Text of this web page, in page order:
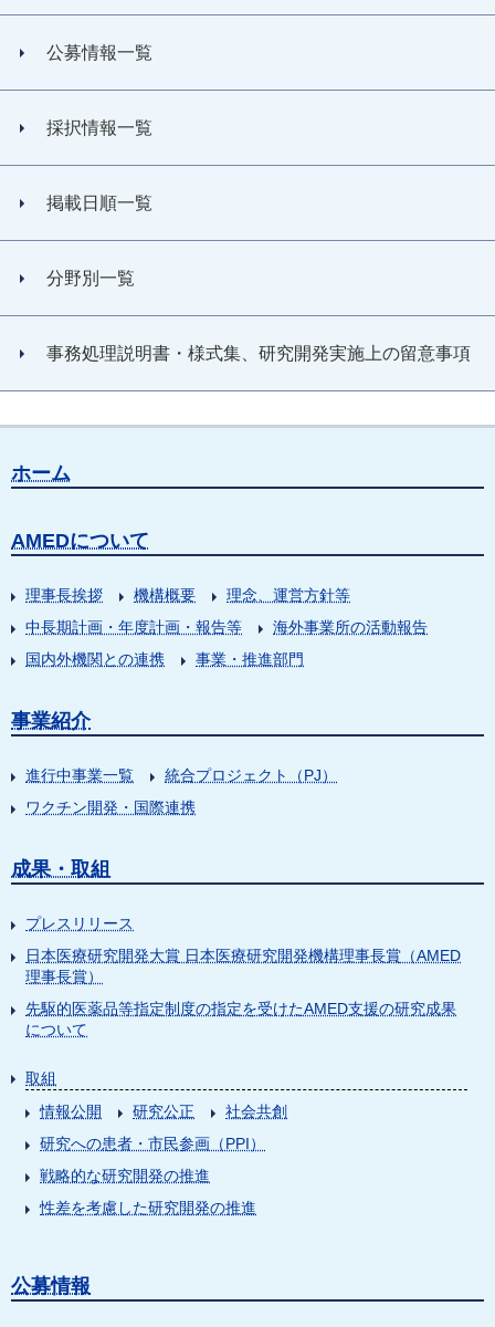
公募情報一覧
採択情報一覧
掲載日順一覧
分野別一覧
事務処理説明書・様式集、研究開発実施上の留意事項
ホーム
AMEDについて
理事長挨拶 機構概要
理念、運営方針等
中長期計画・年度計画・報告等
海外事業所の活動報告
国内外機関との連携
事業・推進部門
事業紹介
進行中事業一覧
統合プロジェクト（PJ）
ワクチン開発・国際連携
成果・取組
プレスリリース
日本医療研究開発大賞 日本医療研究開発機構理事長賞（AMED
理事長賞）
先駆的医薬品等指定制度の指定を受けたAMED支援の研究成果
について
取組
情報公開
研究公正
社会共創
研究への患者・市民参画（PPI）
戦略的な研究開発の推進
性差を考慮した研究開発の推進
公募情報